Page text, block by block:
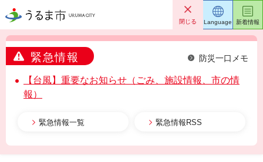
うるま市 閉じる
緊急情報 防災一口メモ
【台風】重要なお知らせ（ごみ、施設情報、市の情
報）
緊急情報一覧 緊急情報RSS
Language 新着情報